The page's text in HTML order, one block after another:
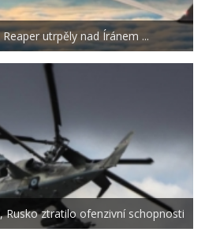
utrpěly nad Íránem ...
Rusko ztratilo ofenzivní schopnosti